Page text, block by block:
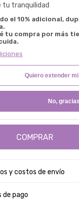
tu tranquilidad
el 10% adicional,
tu compra por más
Quiero extender
No, gracias
COMPRAR
y costos de envío
de pago